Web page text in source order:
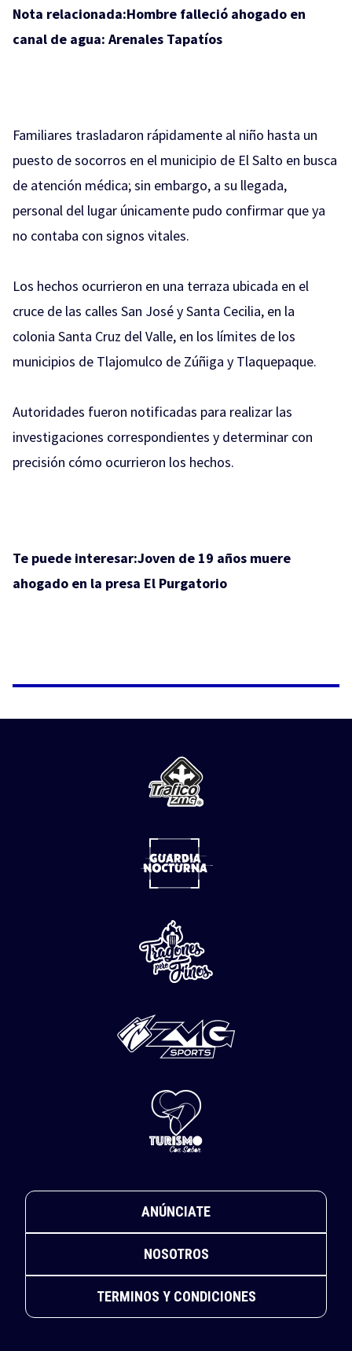
Nota relacionada:Hombre falleció ahogado en
canal de agua: Arenales Tapatíos
Familiares trasladaron rápidamente al niño hasta un
puesto de socorros en el municipio de El Salto en busca
de atención médica; sin embargo, a su llegada,
personal del lugar únicamente pudo confirmar que ya
no contaba con signos vitales.
Los hechos ocurrieron en una terraza ubicada en el
cruce de las calles San José y Santa Cecilia, en la
colonia Santa Cruz del Valle, en los límites de los
municipios de Tlajomulco de Zúñiga y Tlaquepaque.
Autoridades fueron notificadas para realizar las
investigaciones correspondientes y determinar con
precisión cómo ocurrieron los hechos.
Te puede interesar:Joven de 19 años muere
ahogado en la presa El Purgatorio
ANÚNCIATE
NOSOTROS
TERMINOS Y CONDICIONES